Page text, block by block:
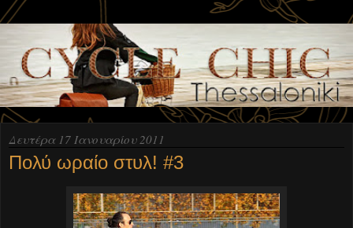
Δευτέρα 17 Ιανουαρίου 2011
Πολύ ωραίο στυλ! #3